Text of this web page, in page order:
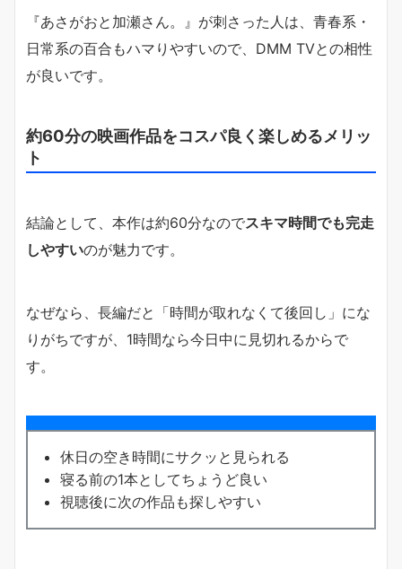
『あさがおと加瀬さん。』が刺さった人は、青春系・
日常系の百合もハマりやすいので、DMM TVとの相性
が良いです。
約60分の映画作品をコスパ良く楽しめるメリッ
ト
結論として、本作は約60分なのでスキマ時間でも完走
しやすいのが魅力です。
なぜなら、長編だと「時間が取れなくて後回し」にな
りがちですが、1時間なら今日中に見切れるからで
す。
休日の空き時間にサクッと見られる
寝る前の1本としてちょうど良い
視聴後に次の作品も探しやすい